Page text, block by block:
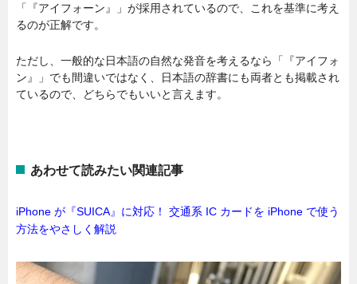
「『アイフォーン』」が採用されているので、これを基準に考え
るのが正解です。
ただし、一般的な日本語の自然な発音を考えるなら「『アイフォ
ン』」でも間違いではなく、日本語の辞書にも両者とも掲載され
ているので、どちらでもいいと言えます。
あわせて読みたい関連記事
iPhone が『SUICA』に対応！ 交通系 IC カードを iPhone で使う
方法をやさしく解説